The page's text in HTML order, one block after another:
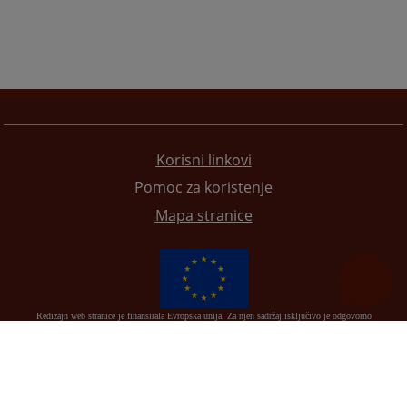
Korisni linkovi
Pomoc za koristenje
Mapa stranice
Redizajn web stranice je finansirala Evropska unija. Za njen sadržaj isključivo je odgovorno